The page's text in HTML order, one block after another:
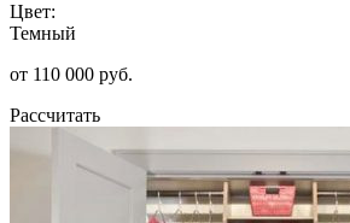
Цвет:
Темный
от 110 000 руб.
Рассчитать